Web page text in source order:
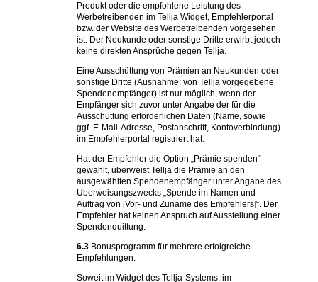
Produkt oder die empfohlene Leistung des
Werbetreibenden im Tellja Widget, Empfehlerportal
bzw. der Website des Werbetreibenden vorgesehen
ist. Der Neukunde oder sonstige Dritte erwirbt jedoch
keine direkten Ansprüche gegen Tellja.
Eine Ausschüttung von Prämien an Neukunden oder
sonstige Dritte (Ausnahme: von Tellja vorgegebene
Spendenempfänger) ist nur möglich, wenn der
Empfänger sich zuvor unter Angabe der für die
Ausschüttung erforderlichen Daten (Name, sowie
ggf. E-Mail-Adresse, Postanschrift, Kontoverbindung)
im Empfehlerportal registriert hat.
Hat der Empfehler die Option „Prämie spenden“
gewählt, überweist Tellja die Prämie an den
ausgewählten Spendenempfänger unter Angabe des
Überweisungszwecks „Spende im Namen und
Auftrag von [Vor- und Zuname des Empfehlers]“. Der
Empfehler hat keinen Anspruch auf Ausstellung einer
Spendenquittung.
6.3 Bonusprogramm für mehrere erfolgreiche
Empfehlungen:
Soweit im Widget des Tellja-Systems, im